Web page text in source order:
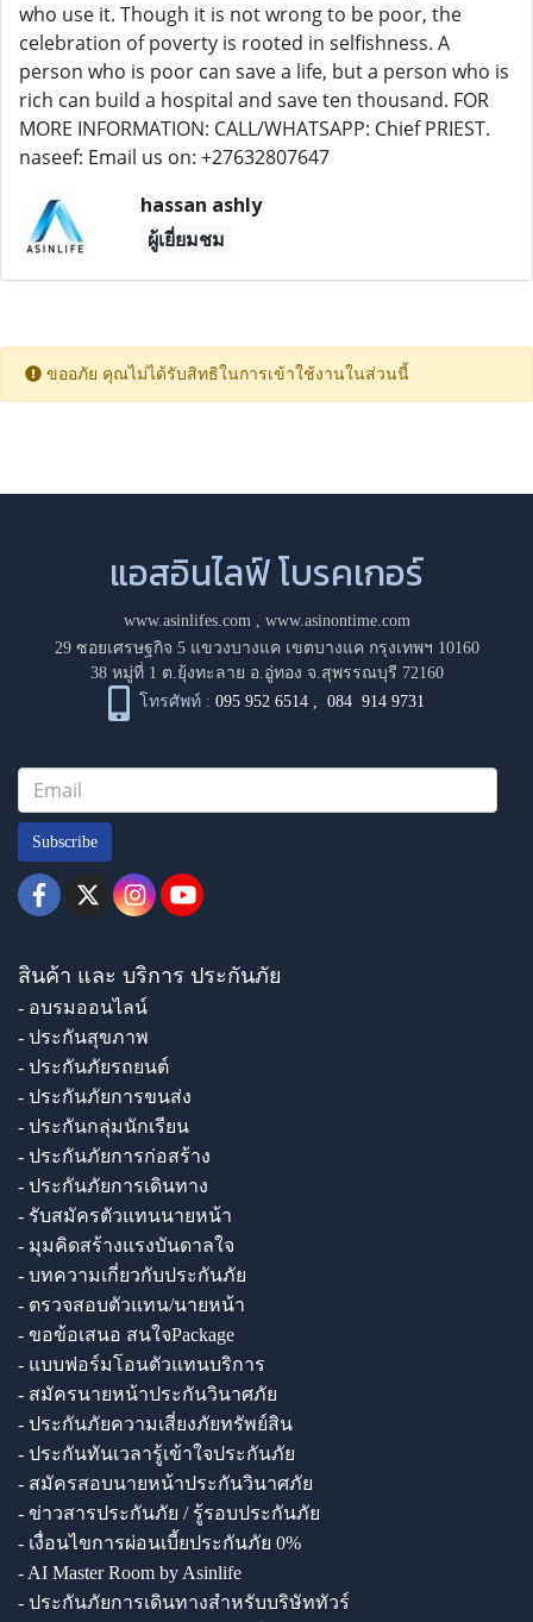
who use it. Though it is not wrong to be poor, the
celebration of poverty is rooted in selfishness. A
person who is poor can save a life, but a person who is
rich can build a hospital and save ten thousand. FOR
MORE INFORMATION: CALL/WHATSAPP: Chief PRIEST.
naseef: Email us on: +27632807647
hassan ashly
ผู้เยี่ยมชม
ขออภัย คุณไม่ได้รับสิทธิในการเข้าใช้งานในส่วนนี้
แอสอินไลฟ์ โบรคเกอร์
www.asinlifes.com, www.asinontime.com
29 ซอยเศรษฐกิจ 5 แขวงบางแค เขตบางแค กรุงเทพฯ 10160
38 หมู่ที่ 1 ต.ยุ้งทะลาย อ.อู่ทอง จ.สุพรรณบุรี 72160
โทรศัพท์ : 095 952 6514 ,084 914 9731
Subscribe
สินค้า และ บริการ ประกันภัย
- อบรมออนไลน์
- ประกันสุขภาพ
- ประกันภัยรถยนต์
- ประกันภัยการขนส่ง
- ประกันกลุ่มนักเรียน
- ประกันภัยการก่อสร้าง
- ประกันภัยการเดินทาง
- รับสมัครตัวแทนนายหน้า
- มุมคิดสร้างแรงบันดาลใจ
- บทความเกี่ยวกับประกันภัย
- ตรวจสอบตัวแทน/นายหน้า
- ขอข้อเสนอ สนใจPackage
- แบบฟอร์มโอนตัวแทนบริการ
- สมัครนายหน้าประกันวินาศภัย
- ประกันภัยความเสี่ยงภัยทรัพย์สิน
- ประกันทันเวลารู้เข้าใจประกันภัย
- สมัครสอบนายหน้าประกันวินาศภัย
- ข่าวสารประกันภัย / รู้รอบประกันภัย
- เงื่อนไขการผ่อนเบี้ยประกันภัย 0%
- AI Master Room by Asinlife
- ประกันภัยการเดินทางสำหรับบริษัททัวร์